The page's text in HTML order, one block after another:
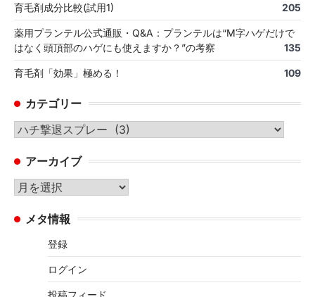
育毛剤成分比較(試用1) 205
薬用プランテル公式通販・Q&A：プランテルは“M字ハゲだけで
はなく頭頂部のハゲにも使えますか？”の考察
135
育毛剤「効果」極める！ 109
カテゴリー
カ
ゴ
リ
ー
アーカイブ
ア
カ メタ情報
登録
ログイン
投稿フィード